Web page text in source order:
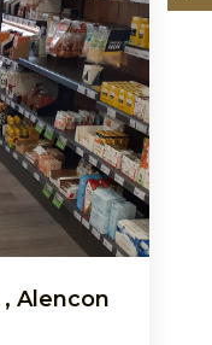
, Alencon